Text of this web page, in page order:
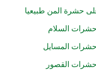
حشرة المن طبيعيا
السلام
المسايل
القصور